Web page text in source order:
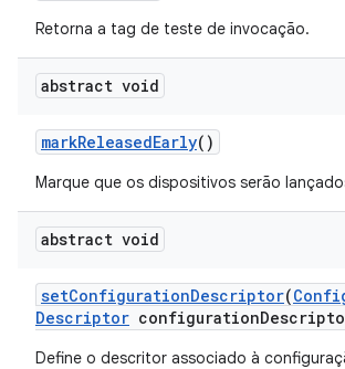
Retorna a tag de teste de invocação.
abstract void
markReleasedEarly()
Marque que os dispositivos serão
abstract void
setConfigurationDescriptor(
Descriptor configuration
Define o descritor associado à